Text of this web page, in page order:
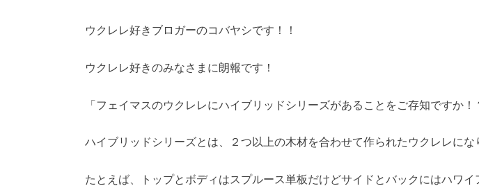
ウクレレ好きブロガーのコバヤシです！！
ウクレレ好きのみなさまに朗報です！
「フェイマスのウクレレにハイブリッドシリーズがあることをご存知ですか！
ハイブリッドシリーズとは、２つ以上の木材を合わせて作られたウクレレにな
たとえば、トップとボディはスプルース単板だけどサイドとバックにはハワイ